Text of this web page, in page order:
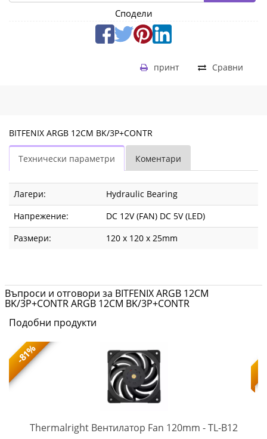
Сподели
Сравни
принт
BITFENIX ARGB 12CM BK/3P+CONTR
Технически параметри Коментари
Лагери:
Hydraulic Bearing
Напрежение:
DC 12V (FAN) DC 5V (LED)
Размери:
120 x 120 x 25mm
Въпроси и отговори за BITFENIX ARGB 12CM
BK/3P+CONTR ARGB 12CM BK/3P+CONTR
Подобни продукти
-81%
Thermalright Вентилатор Fan 120mm - TL-B12TL-